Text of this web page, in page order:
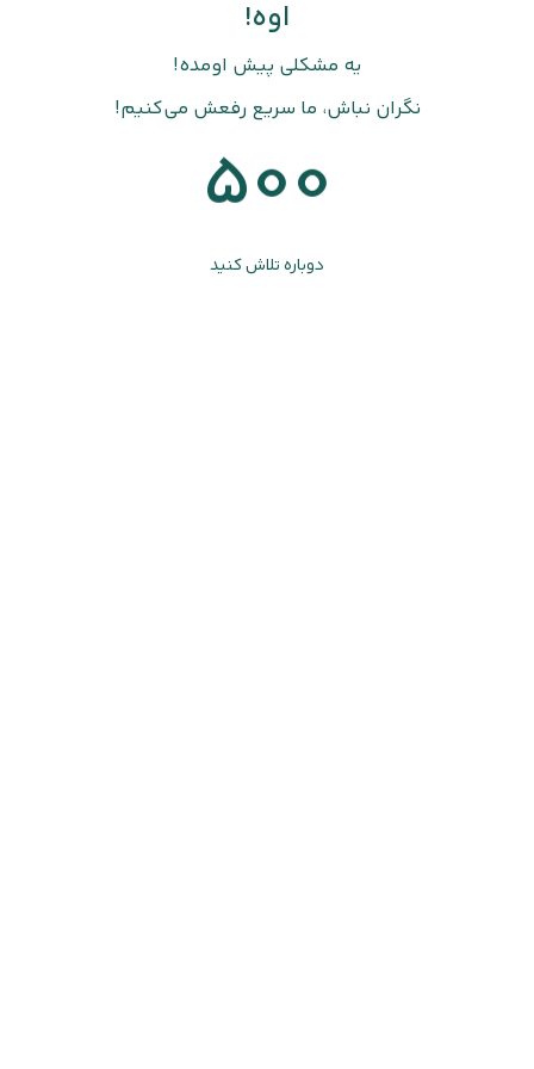
اوه!
یه مشکلی پیش اومده!
نگران نباش، ما سریع رفعش می‌کنیم!
500
دوباره تلاش کنید